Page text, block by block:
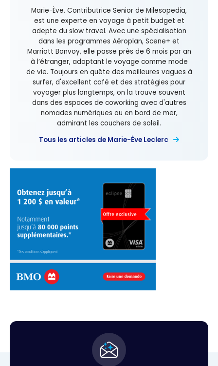
Marie-Ève, Contributrice Senior de Milesopedia,
est une experte en voyage à petit budget et
adepte du slow travel. Avec une spécialisation
dans les programmes Aéroplan, Scene+ et
Marriott Bonvoy, elle passe près de 6 mois par an
à l’étranger, adoptant le voyage comme mode
de vie. Toujours en quête des meilleures vagues à
surfer, d'excellent café et des stratégies pour
voyager plus longtemps, on la trouve souvent
dans des espaces de coworking avec d'autres
nomades numériques ou en bord de mer,
admirant les couchers de soleil.
Tous les articles de Marie-Ève Leclerc